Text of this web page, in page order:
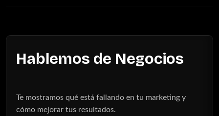
Hablemos de Negocios
Te mostramos qué está fallando en tu marketing y
cómo mejorar tus resultados.